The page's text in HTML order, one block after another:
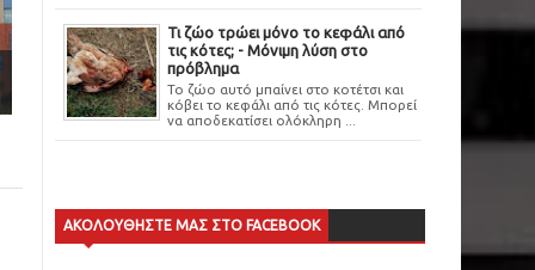
Τι ζώο τρώει μόνο το κεφάλι από
τις κότες; - Μόνιμη λύση στο
πρόβλημα
Το ζώο αυτό μπαίνει στο κοτέτσι και
κόβει το κεφάλι από τις κότες. Μπορεί
να αποδεκατίσει ολόκληρη ...
ΑΚΟΛΟΥΘΗΣΤΕ ΜΑΣ ΣΤΟ FACEBOOK